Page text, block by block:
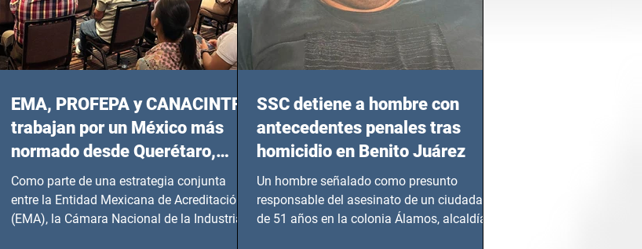
EMA, PROFEPA y CANACINTRA
trabajan por un México más
normado desde Querétaro,
Hidalgo y BCS
Como parte de una estrategia conjunta
entre la Entidad Mexicana de Acreditación
(EMA), la Cámara Nacional de la Industria
SSC detiene a hombre con
antecedentes penales tras
homicidio en Benito Juárez
Un hombre señalado como presunto
responsable del asesinato de un ciudadano
de 51 años en la colonia Álamos, alcaldía